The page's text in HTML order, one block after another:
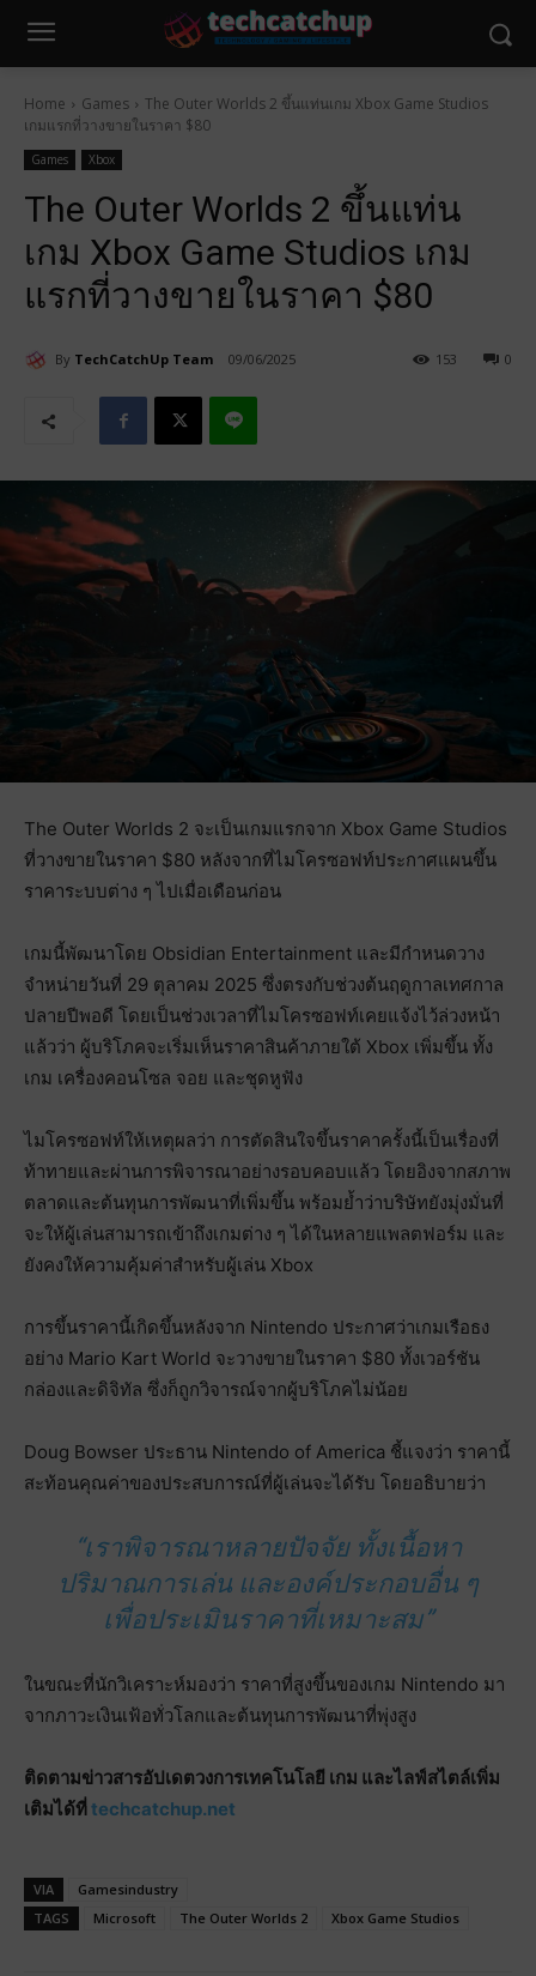
Home Games
The Outer Worlds 2 ขึ้นแท่นเกม Xbox Game Studios
เกมแรกที่วางขายในราคา $80
Games Xbox
The Outer Worlds 2 ขึ้นแท่น
เกม Xbox Game Studios เกม
แรกที่วางขายในราคา $80
By TechCatchUp Team 09/06/2025 0
153
The Outer Worlds 2 จะเป็นเกมแรกจาก Xbox Game Studios
ที่วางขายในราคา $80 หลังจากที่ไมโครซอฟท์ประกาศแผนขึ้น
ราคาระบบต่าง ๆ ไปเมื่อเดือนก่อน
เกมนี้พัฒนาโดย Obsidian Entertainment และมีกำหนดวาง
จำหน่ายวันที่ 29 ตุลาคม 2025 ซึ่งตรงกับช่วงต้นฤดูกาลเทศกาล
ปลายปีพอดี โดยเป็นช่วงเวลาที่ไมโครซอฟท์เคยแจ้งไว้ล่วงหน้า
แล้วว่า ผู้บริโภคจะเริ่มเห็นราคาสินค้าภายใต้ Xbox เพิ่มขึ้น ทั้ง
เกม เครื่องคอนโซล จอย และชุดหูฟัง
ไมโครซอฟท์ให้เหตุผลว่า การตัดสินใจขึ้นราคาครั้งนี้เป็นเรื่องที่
ท้าทายและผ่านการพิจารณาอย่างรอบคอบแล้ว โดยอิงจากสภาพ
ตลาดและต้นทุนการพัฒนาที่เพิ่มขึ้น พร้อมย้ำว่าบริษัทยังมุ่งมั่นที่
จะให้ผู้เล่นสามารถเข้าถึงเกมต่าง ๆ ได้ในหลายแพลตฟอร์ม และ
ยังคงให้ความคุ้มค่าสำหรับผู้เล่น Xbox
การขึ้นราคานี้เกิดขึ้นหลังจาก Nintendo ประกาศว่าเกมเรือธง
อย่าง Mario Kart World จะวางขายในราคา $80 ทั้งเวอร์ชัน
กล่องและดิจิทัล ซึ่งก็ถูกวิจารณ์จากผู้บริโภคไม่น้อย
Doug Bowser ประธาน Nintendo of America ชี้แจงว่า ราคานี้
สะท้อนคุณค่าของประสบการณ์ที่ผู้เล่นจะได้รับ โดยอธิบายว่า
“เราพิจารณาหลายปัจจัย ทั้งเนื้อหา
ปริมาณการเล่น และองค์ประกอบอื่น ๆ
เพื่อประเมินราคาที่เหมาะสม”
ในขณะที่นักวิเคราะห์มองว่า ราคาที่สูงขึ้นของเกม Nintendo มา
จากภาวะเงินเฟ้อทั่วโลกและต้นทุนการพัฒนาที่พุ่งสูง
ติดตามข่าวสารอัปเดตวงการเทคโนโลยี เกม และไลฟ์สไตล์เพิ่ม
เติมได้ที่ techcatchup.net
VIA
Gamesindustry
TAGS
Microsoft The Outer Worlds 2 Xbox Game Studios